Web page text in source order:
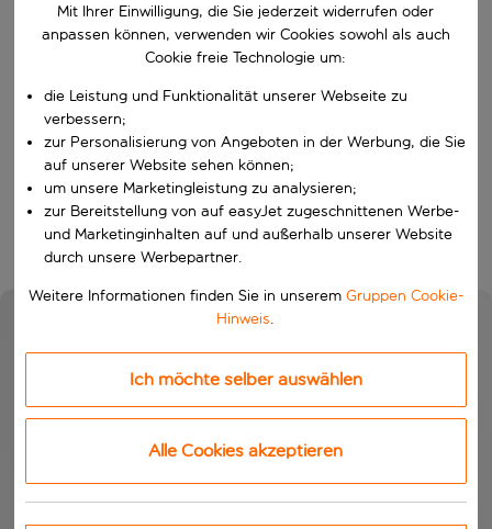
Beginne mit der Eingabe für die automatische
Wähle ein Ab- und Rückflugdatum aus.
Reisezeitraum wählen
Wann
Wer
Suchen
Mit Ihrer Einwilligung, die Sie jederzeit widerrufen oder
anpassen können, verwenden wir Cookies sowohl als auch
Cookie freie Technologie um:
die Leistung und Funktionalität unserer Webseite zu
verbessern;
zur Personalisierung von Angeboten in der Werbung, die Sie
auf unserer Website sehen können;
um unsere Marketingleistung zu analysieren;
zur Bereitstellung von auf easyJet zugeschnittenen Werbe-
und Marketinginhalten auf und außerhalb unserer Website
durch unsere Werbepartner.
Weitere Informationen finden Sie in unserem Gruppen Cookie-
Hinweis.
Ich möchte selber auswählen
Alle Cookies akzeptieren